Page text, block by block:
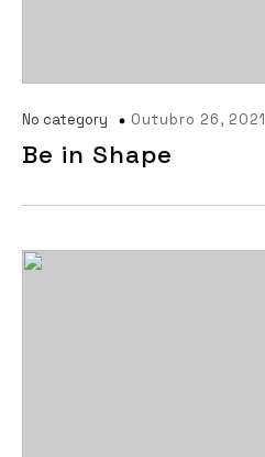
No category Outubro 26, 2021
Be in Shape